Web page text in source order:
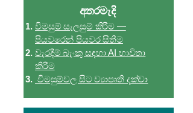
අතරමැදි
විමසුම් සැලසුම් කිරීම —
පියවරෙන් පියවර සිතීම
වැරදීම් බැංකු සඳහා AI භාවිතා
කිරීම
විමසුම්වල සිට ව්‍යාපෘති දක්වා